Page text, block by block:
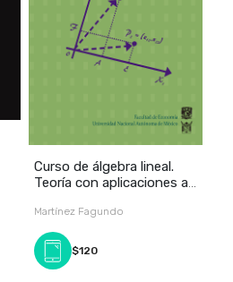
Curso de álgebra lineal.
Teoría con aplicaciones a
Martínez Fagundo
$120